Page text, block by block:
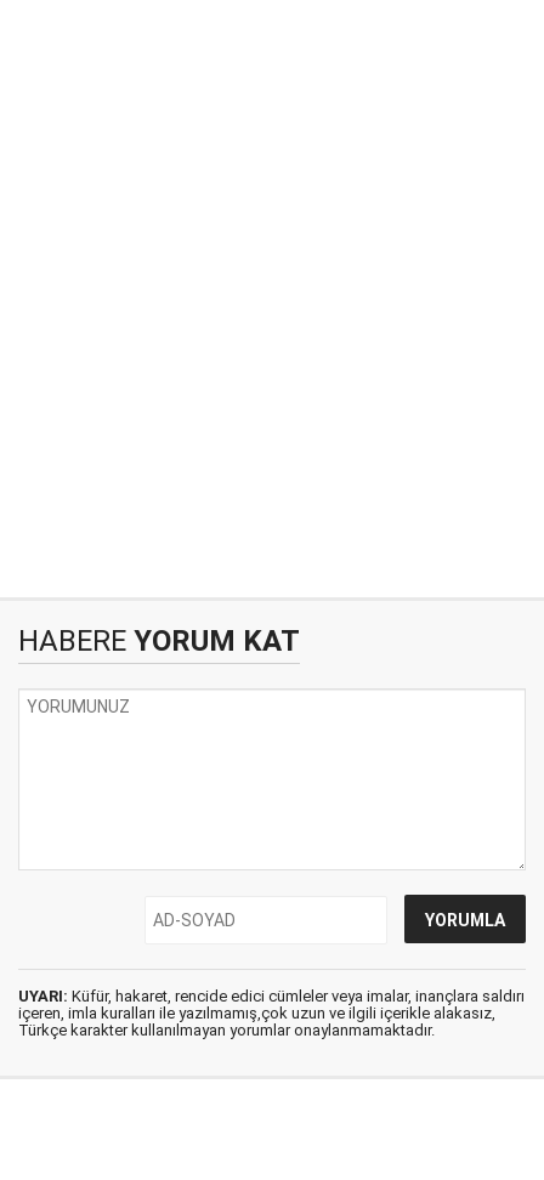
HABERE YORUM KAT
UYARI: Küfür, hakaret, rencide edici cümleler veya imalar, inançlara saldırı
içeren, imla kuralları ile yazılmamış,çok uzun ve ilgili içerikle alakasız,
Türkçe karakter kullanılmayan yorumlar onaylanmamaktadır.